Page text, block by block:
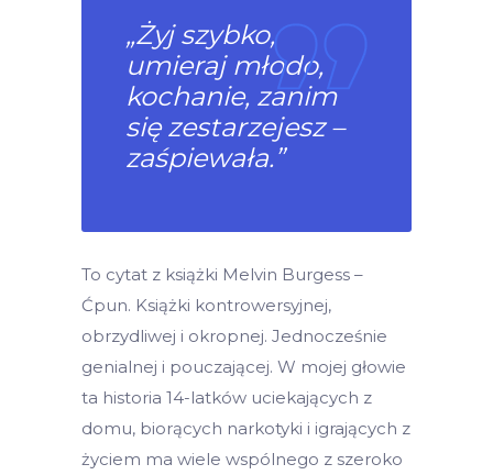
„Żyj szybko,
umieraj młodo,
kochanie, zanim
się zestarzejesz –
zaśpiewała.”
To cytat z książki Melvin Burgess –
Ćpun. Książki kontrowersyjnej,
obrzydliwej i okropnej. Jednocześnie
genialnej i pouczającej. W mojej głowie
ta historia 14-latków uciekających z
domu, biorących narkotyki i igrających z
życiem ma wiele wspólnego z szeroko